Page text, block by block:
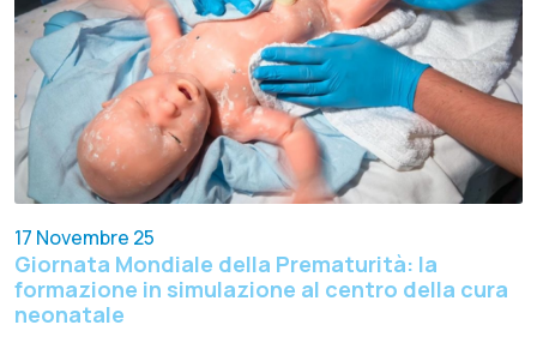
17 Novembre 25
Giornata Mondiale della Prematurità: la
formazione in simulazione al centro della cura
neonatale